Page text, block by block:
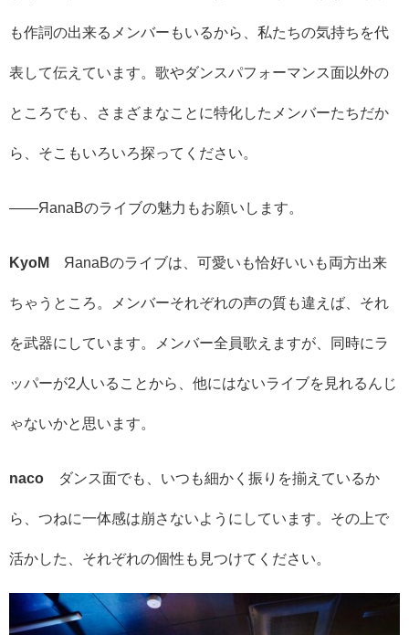
も作詞の出来るメンバーもいるから、私たちの気持ちを代
表して伝えています。歌やダンスパフォーマンス面以外の
ところでも、さまざまなことに特化したメンバーたちだか
ら、そこもいろいろ探ってください。
――ЯanaBのライブの魅力もお願いします。
KyoM ЯanaBのライブは、可愛いも恰好いいも両方出来
ちゃうところ。メンバーそれぞれの声の質も違えば、それ
を武器にしています。メンバー全員歌えますが、同時にラ
ッパーが2人いることから、他にはないライブを見れるんじ
ゃないかと思います。
naco ダンス面でも、いつも細かく振りを揃えているか
ら、つねに一体感は崩さないようにしています。その上で
活かした、それぞれの個性も見つけてください。